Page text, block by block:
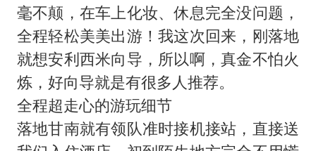
毫不颠，在车上化妆、休息完全没问题，
全程轻松美美出游！我这次回来，刚落地
就想安利西米向导，所以啊，真金不怕火
炼，好向导就是有很多人推荐。
全程超走心的游玩细节
落地甘南就有领队准时接机接站，直接送